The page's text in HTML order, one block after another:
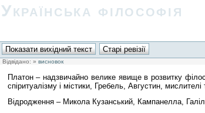
Українська філософія
Відвідано: » висновок
Платон – надзвичайно велике явище в розвитку
спіритуалізму і містики, Гребель, Августин, мислителі
Відродження – Микола Кузанський, Кампанелла,